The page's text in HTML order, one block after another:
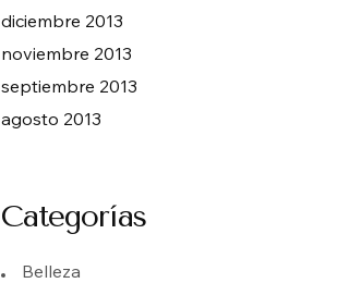
diciembre 2013
noviembre 2013
septiembre 2013
agosto 2013
Categorías
Belleza